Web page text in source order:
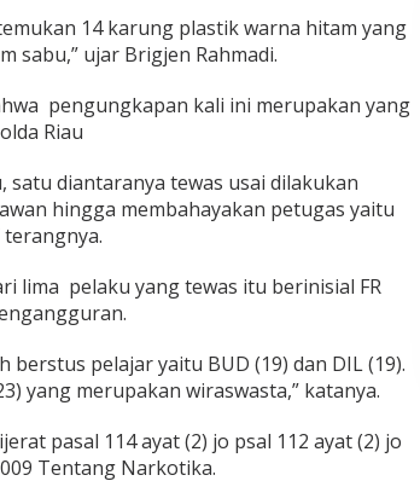
14 karung plastik warna hitam yang
sabu,” ujar Brigjen Rahmadi.
pengungkapan kali ini merupakan yang
Riau
satu diantaranya tewas usai dilakukan
hingga membahayakan petugas yaitu
lima pelaku yang tewas itu berinisial FR
berstus pelajar yaitu BUD (19) dan DIL (19).
yang merupakan wiraswasta,” katanya.
pasal 114 ayat (2) jo psal 112 ayat (2) jo
Tentang Narkotika.